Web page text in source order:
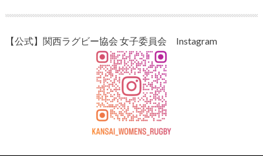
【公式】関西ラグビー協会 女子委員会 Instagram